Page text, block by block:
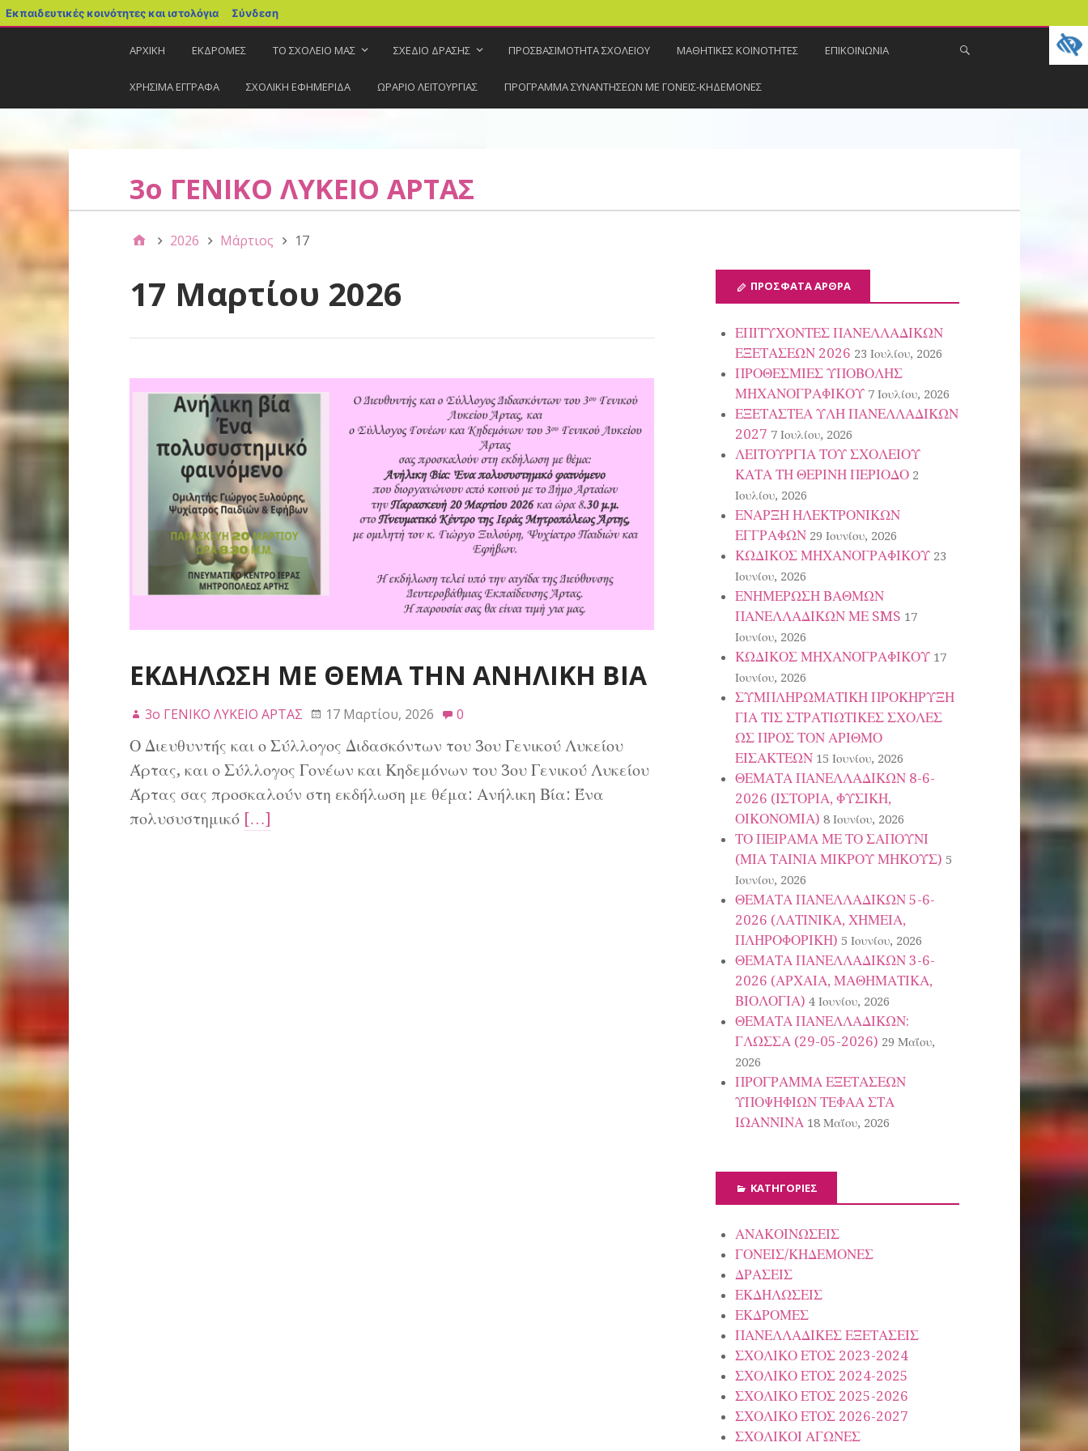
Εκπαιδευτικές κοινότητες και ιστολόγια Σύνδεση
ΑΡΧΙΚΗ ΕΚΔΡΟΜΕΣ ΤΟ ΣΧΟΛΕΙΟ ΜΑΣ ΣΧΕΔΙΟ ΔΡΑΣΗΣ ΠΡΟΣΒΑΣΙΜΟΤΗΤΑ ΣΧΟΛΕΙΟΥ ΜΑΘΗΤΙΚΕΣ ΚΟΙΝΟΤΗΤΕΣ ΕΠΙΚΟΙΝΩΝΙΑ
ΧΡΗΣΙΜΑ ΕΓΓΡΑΦΑ ΣΧΟΛΙΚΗ ΕΦΗΜΕΡΙΔΑ ΩΡΑΡΙΟ ΛΕΙΤΟΥΡΓΙΑΣ ΠΡΟΓΡΑΜΜΑ ΣΥΝΑΝΤΗΣΕΩΝ ΜΕ ΓΟΝΕΙΣ-ΚΗΔΕΜΟΝΕΣ
3ο ΓΕΝΙΚΟ ΛΥΚΕΙΟ ΑΡΤΑΣ
2026 Μάρτιος 17
17 Μαρτίου 2026
ΕΚΔΗΛΩΣΗ ΜΕ ΘΕΜΑ ΤΗΝ ΑΝΗΛΙΚΗ ΒΙΑ
3ο ΓΕΝΙΚΟ ΛΥΚΕΙΟ ΑΡΤΑΣ 17 Μαρτίου, 2026 0
Ο Διευθυντής και ο Σύλλογος Διδασκόντων του 3ου Γενικού Λυκείου
Άρτας, και ο Σύλλογος Γονέων και Κηδεμόνων του 3ου Γενικού Λυκείου
Άρτας σας προσκαλούν στη εκδήλωση με θέμα: Ανήλικη Βία: Ένα
πολυσυστημικό […]
ΠΡΌΣΦΑΤΑ ΆΡΘΡΑ
ΕΠΙΤΥΧΟΝΤΕΣ ΠΑΝΕΛΛΑΔΙΚΩΝ
ΕΞΕΤΑΣΕΩΝ 2026 23 Ιουλίου, 2026
ΠΡΟΘΕΣΜΙΕΣ ΥΠΟΒΟΛΗΣ
ΜΗΧΑΝΟΓΡΑΦΙΚΟΥ 7 Ιουλίου, 2026
ΕΞΕΤΑΣΤΕΑ ΥΛΗ ΠΑΝΕΛΛΑΔΙΚΩΝ
2027 7 Ιουλίου, 2026
ΛΕΙΤΟΥΡΓΙΑ ΤΟΥ ΣΧΟΛΕΙΟΥ
ΚΑΤΑ ΤΗ ΘΕΡΙΝΗ ΠΕΡΙΟΔΟ 2
Ιουλίου, 2026
ΕΝΑΡΞΗ ΗΛΕΚΤΡΟΝΙΚΩΝ
ΕΓΓΡΑΦΩΝ 29 Ιουνίου, 2026
ΚΩΔΙΚΟΣ ΜΗΧΑΝΟΓΡΑΦΙΚΟΥ 23
Ιουνίου, 2026
ΕΝΗΜΕΡΩΣΗ ΒΑΘΜΩΝ
ΠΑΝΕΛΛΑΔΙΚΩΝ ΜΕ SMS 17
Ιουνίου, 2026
ΚΩΔΙΚΟΣ ΜΗΧΑΝΟΓΡΑΦΙΚΟΥ 17
Ιουνίου, 2026
ΣΥΜΠΛΗΡΩΜΑΤΙΚΗ ΠΡΟΚΗΡΥΞΗ
ΓΙΑ ΤΙΣ ΣΤΡΑΤΙΩΤΙΚΕΣ ΣΧΟΛΕΣ
ΩΣ ΠΡΟΣ ΤΟΝ ΑΡΙΘΜΟ
ΕΙΣΑΚΤΕΩΝ 15 Ιουνίου, 2026
ΘΕΜΑΤΑ ΠΑΝΕΛΛΑΔΙΚΩΝ 8-6-
2026 (ΙΣΤΟΡΙΑ, ΦΥΣΙΚΗ,
ΟΙΚΟΝΟΜΙΑ) 8 Ιουνίου, 2026
ΤΟ ΠΕΙΡΑΜΑ ΜΕ ΤΟ ΣΑΠΟΥΝΙ
(ΜΙΑ ΤΑΙΝΙΑ ΜΙΚΡΟΥ ΜΗΚΟΥΣ) 5
Ιουνίου, 2026
ΘΕΜΑΤΑ ΠΑΝΕΛΛΑΔΙΚΩΝ 5-6-
2026 (ΛΑΤΙΝΙΚΑ, ΧΗΜΕΙΑ,
ΠΛΗΡΟΦΟΡΙΚΗ) 5 Ιουνίου, 2026
ΘΕΜΑΤΑ ΠΑΝΕΛΛΑΔΙΚΩΝ 3-6-
2026 (ΑΡΧΑΙΑ, ΜΑΘΗΜΑΤΙΚΑ,
ΒΙΟΛΟΓΙΑ) 4 Ιουνίου, 2026
ΘΕΜΑΤΑ ΠΑΝΕΛΛΑΔΙΚΩΝ:
ΓΛΩΣΣΑ (29-05-2026) 29 Μαΐου,
2026
ΠΡΟΓΡΑΜΜΑ ΕΞΕΤΑΣΕΩΝ
ΥΠΟΨΗΦΙΩΝ ΤΕΦΑΑ ΣΤΑ
ΙΩΑΝΝΙΝΑ 18 Μαΐου, 2026
KΑΤΗΓΟΡΊΕΣ
ΑΝΑΚΟΙΝΩΣΕΙΣ
ΓΟΝΕΙΣ/ΚΗΔΕΜΟΝΕΣ
ΔΡΑΣΕΙΣ
ΕΚΔΗΛΩΣΕΙΣ
ΕΚΔΡΟΜΕΣ
ΠΑΝΕΛΛΑΔΙΚΕΣ ΕΞΕΤΑΣΕΙΣ
ΣΧΟΛΙΚΟ ΕΤΟΣ 2023-2024
ΣΧΟΛΙΚΟ ΕΤΟΣ 2024-2025
ΣΧΟΛΙΚΟ ΕΤΟΣ 2025-2026
ΣΧΟΛΙΚΟ ΕΤΟΣ 2026-2027
ΣΧΟΛΙΚΟΙ ΑΓΩΝΕΣ